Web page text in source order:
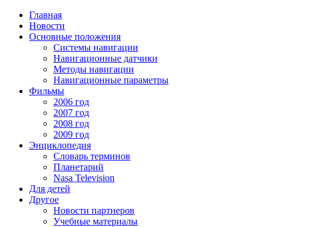
Главная
Новости
Основные положения
Системы навигации
Навигационные датчики
Методы навигации
Навигационные параметры
Фильмы
2006 год
2007 год
2008 год
2009 год
Энциклопедия
Словарь терминов
Планетарий
Nasa Television
Для детей
Другое
Новости партнеров
Учебные материалы